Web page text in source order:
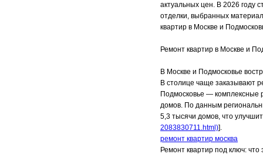
актуальных цен. В 2026 году
отделки, выбранных
квартир в Москве и
Ремонт квартир в Москве и
В Москве и Подмосковье
В столице чаще заказывают
Подмосковье — комплексные
домов. По данным
5,3 тысячи домов, что
2083830711.html)].
ремонт квартир москва
Ремонт квартир под ключ: что